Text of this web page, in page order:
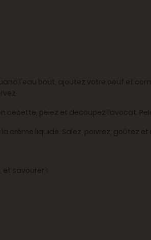
l'eau bout, ajoutez votre oeuf et
cébette, pelez et découpez l’avocat.
crème liquide. Salez, poivrez, goûtez
et savourer !